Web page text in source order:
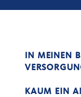
IN MEINEN
KAUM EIN